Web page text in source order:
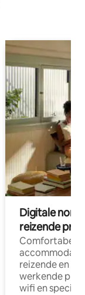
Digitale
reizende
Comfortabele
reizende en
werkende
wifi en